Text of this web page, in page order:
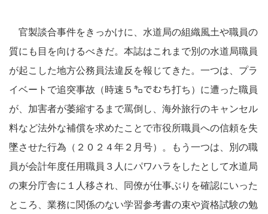
官製談合事件をきっかけに、水道局の組織風土や職員の
質にも目を向けるべきだ。本誌はこれまで別の水道局職員
が起こした地方公務員法違反を報じてきた。一つは、プラ
イベートで追突事故（時速５㌔でむち打ち）に遭った職員
が、加害者が萎縮するまで罵倒し、海外旅行のキャンセル
料など法外な補償を求めたことで市役所職員への信頼を失
墜させた行為（２０２４年２月号）。もう一つは、別の職
員が会計年度任用職員３人にパワハラをしたとして水道局
の東分庁舎に１人移され、同僚が仕事ぶりを確認にいった
ところ、業務に関係のない学習参考書の束や資格試験の勉